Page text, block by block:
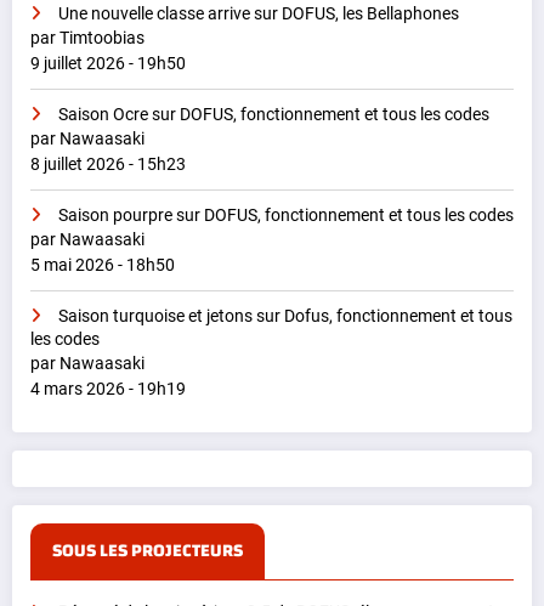
Une nouvelle classe arrive sur DOFUS, les Bellaphones
par Timtoobias
9 juillet 2026 - 19h50
Saison Ocre sur DOFUS, fonctionnement et tous les codes
par Nawaasaki
8 juillet 2026 - 15h23
Saison pourpre sur DOFUS, fonctionnement et tous les codes
par Nawaasaki
5 mai 2026 - 18h50
Saison turquoise et jetons sur Dofus, fonctionnement et tous
les codes
par Nawaasaki
4 mars 2026 - 19h19
SOUS LES PROJECTEURS